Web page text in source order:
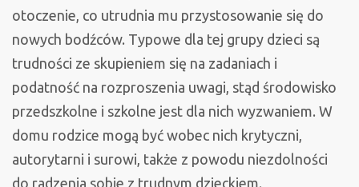
otoczenie, co utrudnia mu przystosowanie się do
nowych bodźców. Typowe dla tej grupy dzieci są
trudności ze skupieniem się na zadaniach i
podatność na rozproszenia uwagi, stąd środowisko
przedszkolne i szkolne jest dla nich wyzwaniem. W
domu rodzice mogą być wobec nich krytyczni,
autorytarni i surowi, także z powodu niezdolności
do radzenia sobie z trudnym dzieckiem.